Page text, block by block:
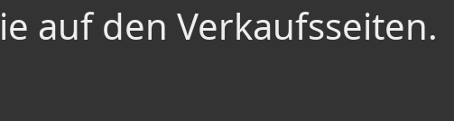
auf den Verkaufsseiten.